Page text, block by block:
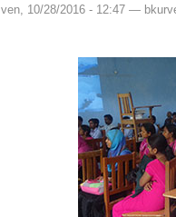
ven, 10/28/2016 - 12:47 —